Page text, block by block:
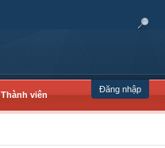
Đăng nhập
Thành viên